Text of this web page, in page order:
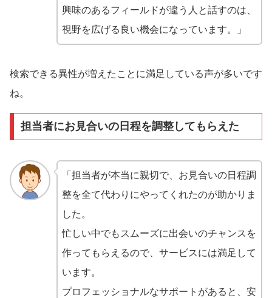
興味のあるフィールドが違う人と話すのは、
視野を広げる良い機会になっています。」
検索できる異性が増えたことに満足している声が多いです
ね。
担当者にお見合いの日程を調整してもらえた
「担当者が本当に親切で、お見合いの日程調
整を全て代わりにやってくれたのが助かりま
した。
忙しい中でもスムーズに出会いのチャンスを
作ってもらえるので、サービスには満足して
います。
プロフェッショナルなサポートがあると、安